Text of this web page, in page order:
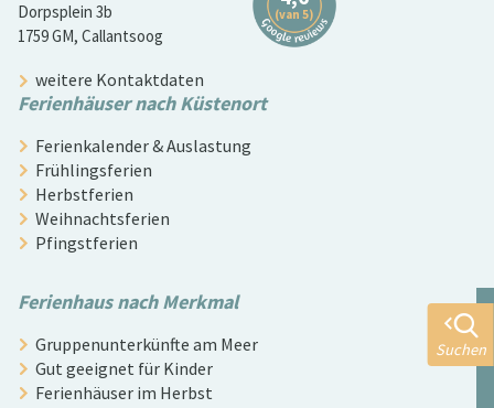
Dorpsplein 3b
1759 GM, Callantsoog
weitere Kontaktdaten
Ferienhäuser nach Küstenort
Ferienkalender & Auslastung
Frühlingsferien
Herbstferien
Weihnachtsferien
Pfingstferien
Ferienhaus nach Merkmal
Gruppenunterkünfte am Meer
Gut geeignet für Kinder
Ferienhäuser im Herbst
Suchen